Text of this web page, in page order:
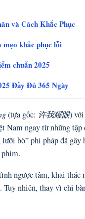
và Cách Khắc Phục
khắc phục lỗi
chuẩn 2025
Đầy Đủ 365 Ngày
(tựa gốc: 许我耀眼)
ngay từ những
bò” phi pháp đã
phim.
ngược tâm, khai thác
Tuy nhiên, thay vì chỉ